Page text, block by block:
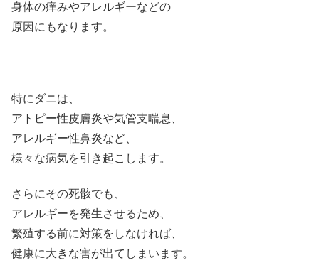
身体の痒みやアレルギーなどの
原因にもなります。
特にダニは、
アトピー性皮膚炎や気管支喘息、
アレルギー性鼻炎など、
様々な病気を引き起こします。
さらにその死骸でも、
アレルギーを発生させるため、
繁殖する前に対策をしなければ、
健康に大きな害が出てしまいます。